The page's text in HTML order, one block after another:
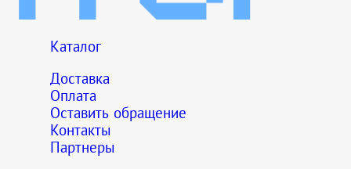
Каталог
Доставка
Оплата
Оставить обращение
Контакты
Партнеры